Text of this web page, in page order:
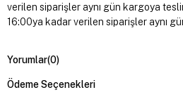
verilen siparişler aynı gün kargoya
16:00ya kadar verilen siparişler aynı
Yorumlar(0)
Ödeme Seçenekleri